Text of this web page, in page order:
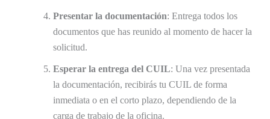
Presentar la documentación: Entrega todos los
documentos que has reunido al momento de hacer la
solicitud.
Esperar la entrega del CUIL: Una vez presentada
la documentación, recibirás tu CUIL de forma
inmediata o en el corto plazo, dependiendo de la
carga de trabajo de la oficina.